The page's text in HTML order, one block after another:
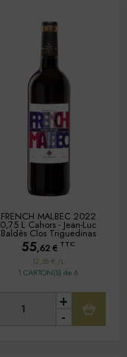
FRENCH MALBEC 2022
0,75 L Cahors - Jean-Luc
Baldès Clos Triguedinas
55,62€ TTC
12,36 € /L
1 CARTON(S) de 6
-
+